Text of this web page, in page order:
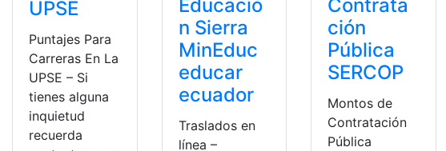
UPSE
Puntajes Para
Carreras En La
UPSE – Si
tienes alguna
inquietud
recuerda
Educació
n Sierra
MinEduc
educar
ecuador
Traslados en
línea –
Contrata
ción
Pública
SERCOP
Montos de
Contratación
Pública